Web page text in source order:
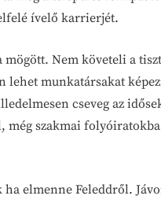
ívelő karrierjét.
Nem követeli a
munkatársakat
cseveg az
még szakmai
ha elmenne Feleddről.